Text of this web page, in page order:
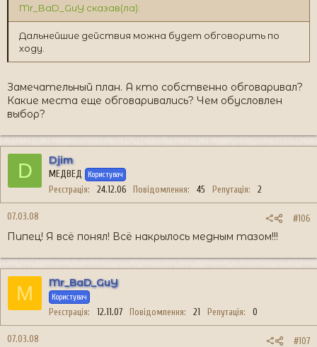
Mr_BaD_GuY сказав(ла):
Дальнейшие действия можна будет обговорить по
ходу.
Замечательный план. А кто собственно обговаривал?
Какие места еще обговаривались? Чем обусловлен
выбор?
D Djim
МЕДВЕД Користувач
Реєстрація 24.12.06 Повідомлення 45 Репутація 2
07.03.08 #106
Пипец! Я всё понял! Всё накрылось медным тазом!!!
M Mr_BaD_GuY
Користувач
Реєстрація 12.11.07 Повідомлення 21 Репутація 0
07.03.08 #107